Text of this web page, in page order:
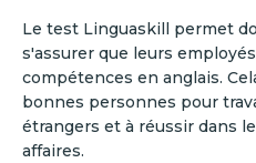
Le test Linguaskill permet
s'assurer que leurs
compétences en anglais.
bonnes personnes pour
étrangers et à réussir dans
affaires.